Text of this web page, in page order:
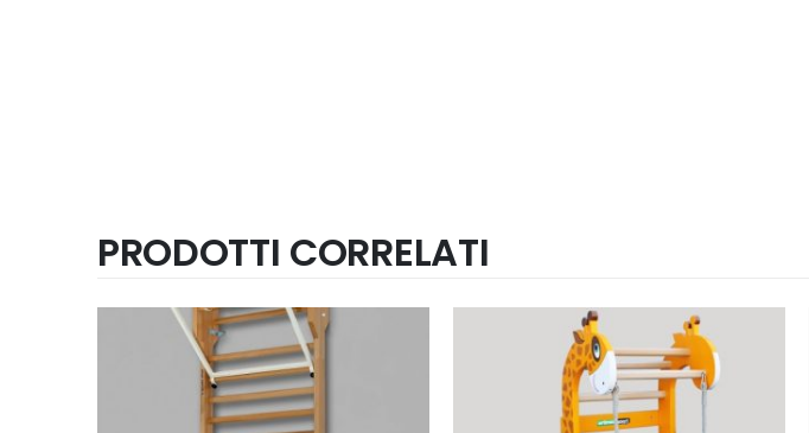
PRODOTTI CORRELATI